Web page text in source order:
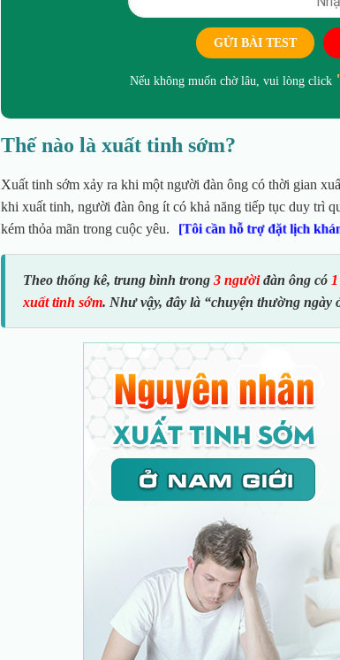
GỬI BÀI TEST
Nếu không muốn chờ lâu, vui lòng click
Thế nào là xuất tinh sớm?
Xuất tinh sớm xảy ra khi một người đàn ông có thời gian
khi xuất tinh, người đàn ông ít có khả năng tiếp tục duy trì
kém thỏa mãn trong cuộc yêu.
[Tôi cần hỗ trợ đặt lịch
Theo thống kê, trung bình trong 3 ngườiđàn ông có
xuất tinh sớm. Như vậy, đây là “chuyện thường ngày